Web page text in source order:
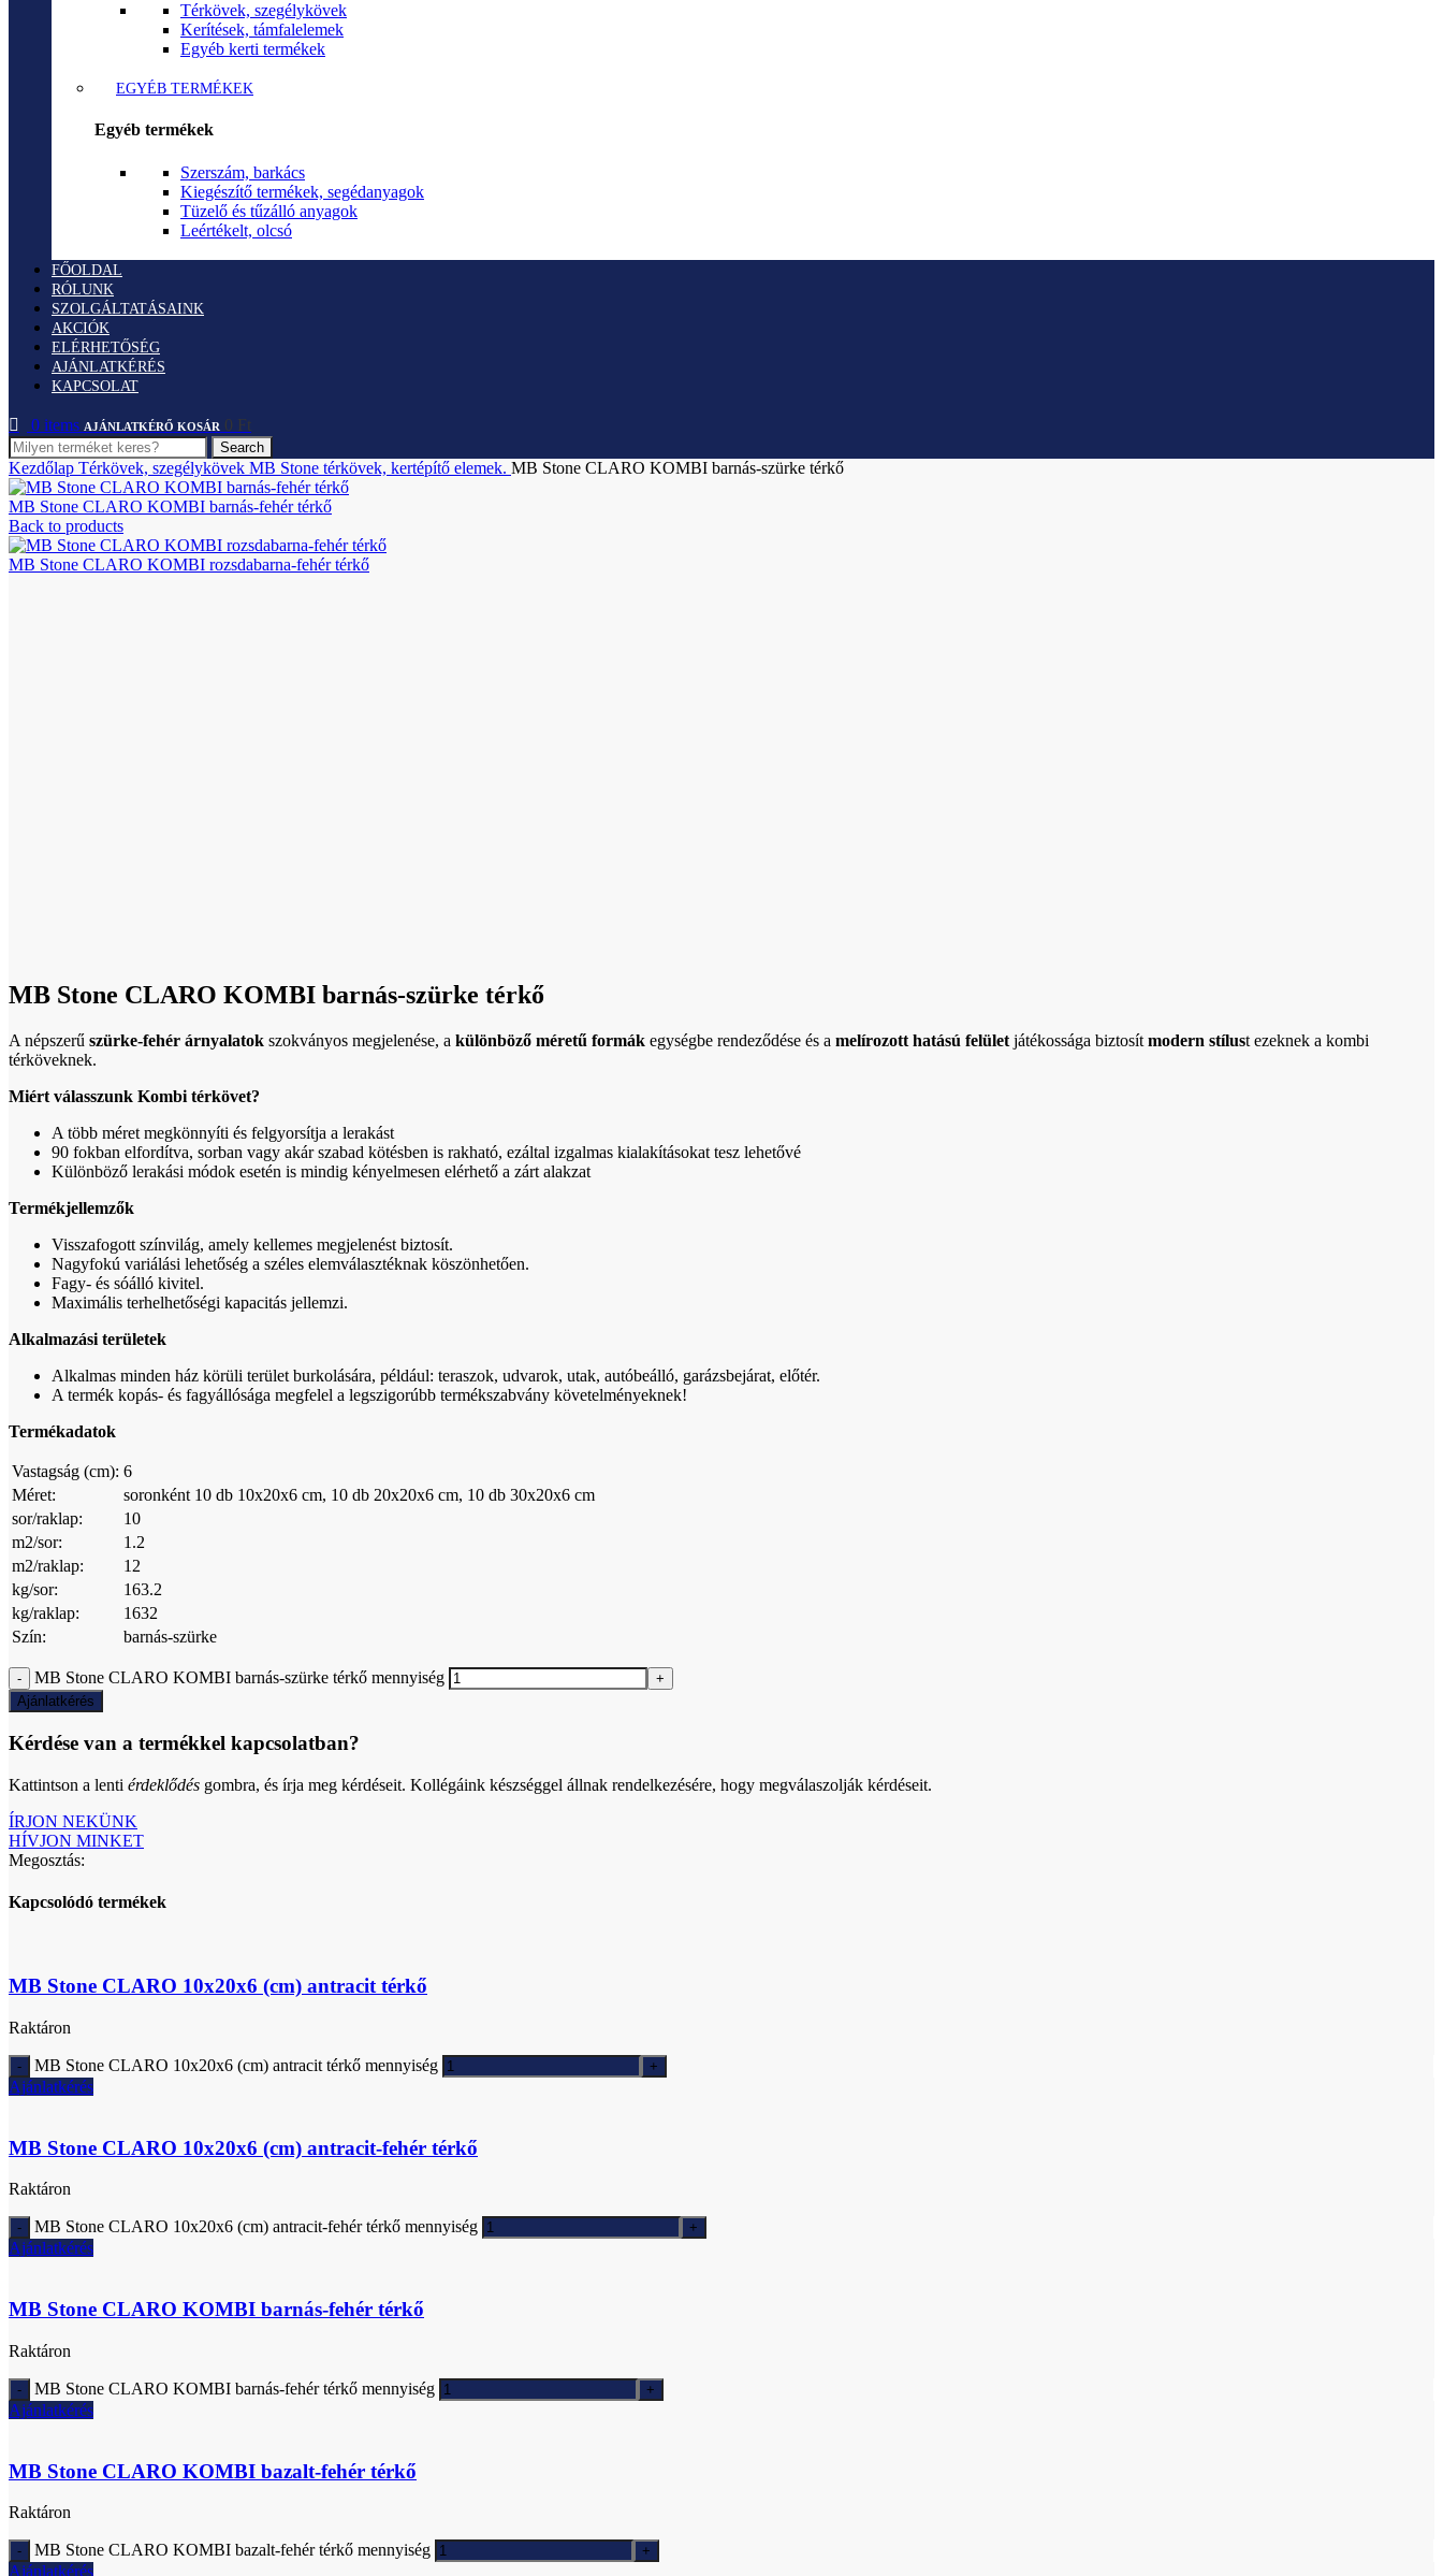
Térkövek, szegélykövek
Kerítések, támfalelemek
Egyéb kerti termékek
EGYÉB TERMÉKEK
Egyéb termékek
Szerszám, barkács
Kiegészítő termékek, segédanyagok
Tüzelő és tűzálló anyagok
Leértékelt, olcsó
FŐOLDAL
RÓLUNK
SZOLGÁLTATÁSAINK
AKCIÓK
ELÉRHETŐSÉG
AJÁNLATKÉRÉS
KAPCSOLAT
0 items 0 Ft
Search
Kezdőlap Térkövek, szegélykövek MB Stone térkövek, kertépítő elemek. MB Stone CLARO KOMBI barnás-szürke térkő
MB Stone CLARO KOMBI barnás-fehér térkő
Back to products
MB Stone CLARO KOMBI rozsdabarna-fehér térkő
MB Stone CLARO KOMBI barnás-szürke térkő
A népszerű szürke-fehér árnyalatok szokványos megjelenése, a különböző méretű formák egységbe rendeződése és a melírozott hatású felület játékossága biztosít modern stílust ezeknek a kombi
térköveknek.
Miért válasszunk Kombi térkövet?
A több méret megkönnyíti és felgyorsítja a lerakást
90 fokban elfordítva, sorban vagy akár szabad kötésben is rakható, ezáltal izgalmas kialakításokat tesz lehetővé
Különböző lerakási módok esetén is mindig kényelmesen elérhető a zárt alakzat
Termékjellemzők
Visszafogott színvilág, amely kellemes megjelenést biztosít.
Nagyfokú variálási lehetőség a széles elemválasztéknak köszönhetően.
Fagy- és sóálló kivitel.
Maximális terhelhetőségi kapacitás jellemzi.
Alkalmazási területek
Alkalmas minden ház körüli terület burkolására, például: teraszok, udvarok, utak, autóbeálló, garázsbejárat, előtér.
A termék kopás- és fagyállósága megfelel a legszigorúbb termékszabvány követelményeknek!
Termékadatok
Vastagság (cm): 6
Méret:
soronként 10 db 10x20x6 cm, 10 db 20x20x6 cm, 10 db 30x20x6 cm
sor/raklap:
10
m2/sor:
1.2
m2/raklap:
12
kg/sor:
163.2
kg/raklap:
1632
Szín:
barnás-szürke
MB Stone CLARO KOMBI barnás-szürke térkő mennyiség
Ajánlatkérés
Kérdése van a termékkel kapcsolatban?
Kattintson a lenti érdeklődés gombra, és írja meg kérdéseit. Kollégáink készséggel állnak rendelkezésére, hogy megválaszolják kérdéseit.
ÍRJON NEKÜNK
HÍVJON MINKET
Megosztás:
Kapcsolódó termékek
MB Stone CLARO 10x20x6 (cm) antracit térkő
Raktáron
MB Stone CLARO 10x20x6 (cm) antracit térkő mennyiség
Ajánlatkérés
MB Stone CLARO 10x20x6 (cm) antracit-fehér térkő
Raktáron
MB Stone CLARO 10x20x6 (cm) antracit-fehér térkő mennyiség
Ajánlatkérés
MB Stone CLARO KOMBI barnás-fehér térkő
Raktáron
MB Stone CLARO KOMBI barnás-fehér térkő mennyiség
Ajánlatkérés
MB Stone CLARO KOMBI bazalt-fehér térkő
Raktáron
MB Stone CLARO KOMBI bazalt-fehér térkő mennyiség
Ajánlatkérés